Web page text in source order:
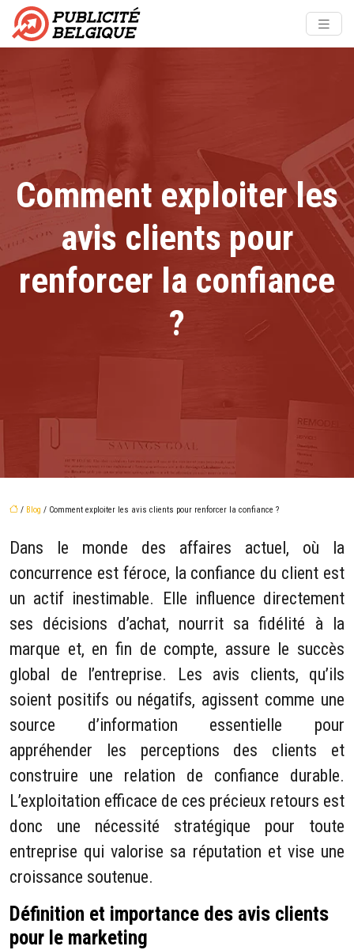
Comment exploiter les
avis clients pour
renforcer la confiance
?
/ Blog / Comment exploiter les avis clients pour renforcer la confiance ?
Dans le monde des affaires actuel, où la
concurrence est féroce, la confiance du client est
un actif inestimable. Elle influence directement
ses décisions d’achat, nourrit sa fidélité à la
marque et, en fin de compte, assure le succès
global de l’entreprise. Les avis clients, qu’ils
soient positifs ou négatifs, agissent comme une
source d’information essentielle pour
appréhender les perceptions des clients et
construire une relation de confiance durable.
L’exploitation efficace de ces précieux retours est
donc une nécessité stratégique pour toute
entreprise qui valorise sa réputation et vise une
croissance soutenue.
Définition et importance des avis clients
pour le marketing